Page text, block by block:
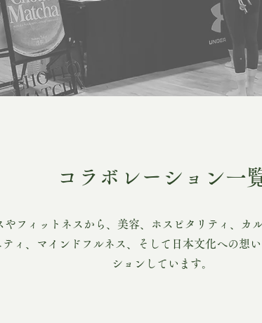
コラボレーション一
やフィットネスから、美容、ホスピタリティ、カ
ィ、マインドフルネス、そして日本文化への想
ションしています。